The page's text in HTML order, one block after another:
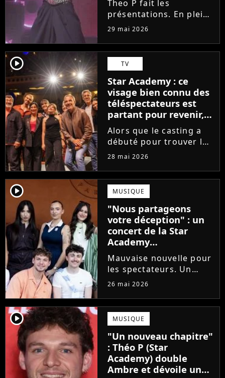
Theo P fait les
présentations. En pleine
tournée, l'élève de la
son tout premier single.
Avec Garçon solide, le
chanteur livre une
facette plus fragile de
sa personnalité....
29 mai 2026
player2 TV
Star Academy : ce
visage bien connu des
téléspectateurs est
partant pour revenir,
sauf que la place est
déjà prise
Alors que le casting a
débuté pour trouver les
prochains Pierre
Ambre, une professeure
emblématique de la Star
Academy se positionne
pour enseigner le chant
aux...
28 mai 2026
player2 MUSIQUE
"Nous partageons
votre déception" : un
concert de la Star
Academy
définitivement annulé
Mauvaise nouvelle pour
les spectateurs. Un
concert de la Star
dernière minute pour
des raisons de santé, ne
sera finalement pas
reprogrammé.
26 mai 2026
player2 MUSIQUE
"Un nouveau chapitre"
: Théo P (Star
Academy) double
Ambre et dévoile un